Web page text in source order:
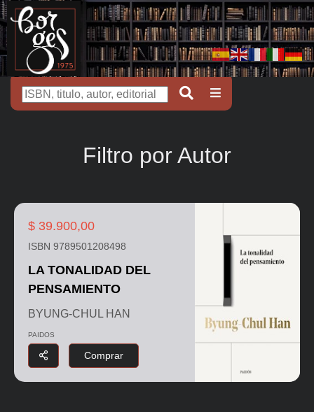
Filtro por Autor
$ 39.900,00
ISBN 9789501208498
LA TONALIDAD DEL
PENSAMIENTO
BYUNG-CHUL HAN
PAIDOS
Comprar